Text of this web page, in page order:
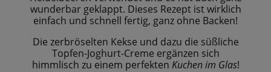
wunderbar geklappt. Dieses Rezept ist wirklich
einfach und schnell fertig, ganz ohne Backen!
Die zerbröselten Kekse und dazu die süßliche
Topfen-Joghurt-Creme ergänzen sich
himmlisch zu einem perfekten Kuchen im Glas!